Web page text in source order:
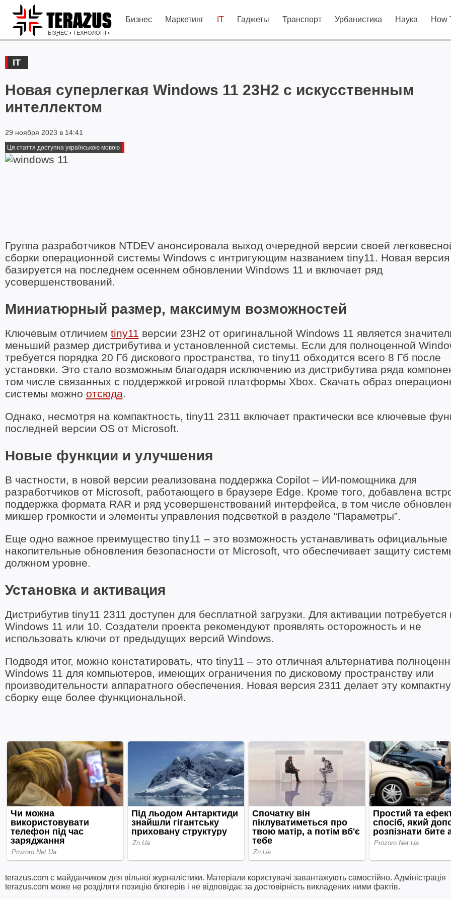
БІЗНЕС • ТЕХНОЛОГІЇ •
ІДЕЇ
Бизнес Маркетинг IT Гаджеты Транспорт Урбанистика Наука How
IT
Новая суперлегкая Windows 11 23H2 с искусственным
интеллектом
29 ноября 2023 в 14:41
Ця стаття доступна українською мовою
Группа разработчиков NTDEV анонсировала выход очередной версии своей
сборки операционной системы Windows с интригующим названием tiny11. Новая версия
базируется на последнем осеннем обновлении Windows 11 и включает ряд
усовершенствований.
Миниатюрный размер, максимум возможностей
Ключевым отличием tiny11 версии 23H2 от оригинальной Windows 11 является
меньший размер дистрибутива и установленной системы. Если для полноценной
требуется порядка 20 Гб дискового пространства, то tiny11 обходится всего 8 Гб после
установки. Это стало возможным благодаря исключению из дистрибутива ряда
том числе связанных с поддержкой игровой платформы Xbox. Скачать образ
системы можно отсюда.
Однако, несмотря на компактность, tiny11 2311 включает практически все ключевые
последней версии OS от Microsoft.
Новые функции и улучшения
В частности, в новой версии реализована поддержка Copilot – ИИ-помощника для
разработчиков от Microsoft, работающего в браузере Edge. Кроме того, добавлена
поддержка формата RAR и ряд усовершенствований интерфейса, в том числе
микшер громкости и элементы управления подсветкой в разделе “Параметры”.
Еще одно важное преимущество tiny11 – это возможность устанавливать официальные
накопительные обновления безопасности от Microsoft, что обеспечивает защиту
должном уровне.
Установка и активация
Дистрибутив tiny11 2311 доступен для бесплатной загрузки. Для активации потребуется
Windows 11 или 10. Создатели проекта рекомендуют проявлять осторожность и не
использовать ключи от предыдущих версий Windows.
Подводя итог, можно констатировать, что tiny11 – это отличная альтернатива
Windows 11 для компьютеров, имеющих ограничения по дисковому пространству или
производительности аппаратного обеспечения. Новая версия 2311 делает эту
сборку еще более функциональной.
terazus.com є майданчиком для вільної журналістики. Матеріали користувачі завантажують самостійно. Адміністрація
terazus.com може не розділяти позицію блогерів і не відповідає за достовірність викладених ними фактів.